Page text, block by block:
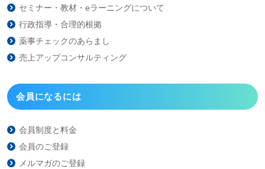
セミナー・教材・eラーニングについて
行政指導・合理的根拠
薬事チェックのあらまし
売上アップコンサルティング
会員になるには
会員制度と料金
会員のご登録
メルマガのご登録